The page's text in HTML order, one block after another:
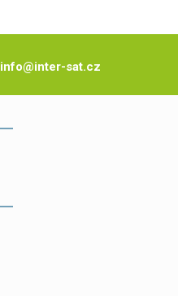
info@inter-sat.cz